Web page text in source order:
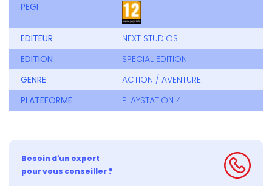
PEGI
EDITEUR
NEXT STUDIOS
EDITION
SPECIAL EDITION
GENRE
ACTION / AVENTURE
PLATEFORME
PLAYSTATION 4
Besoin d'un expert
pour vous conseiller ?